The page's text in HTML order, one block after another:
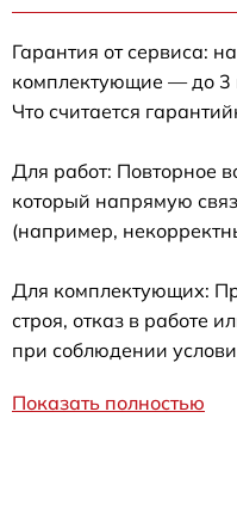
Гарантия от сервиса:
комплектующие — до 3
Что считается
Для работ: Повторное
который напрямую
(например,
Для комплектующих:
строя, отказ в работе
при соблюдении
Показать полностью